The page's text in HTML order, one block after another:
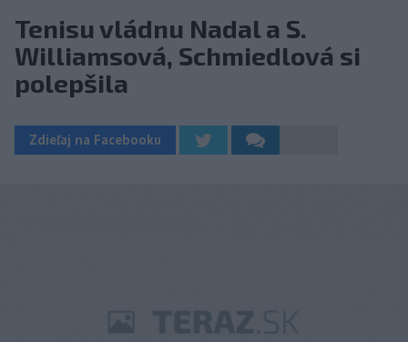
Tenisu vládnu Nadal a S.
Williamsová, Schmiedlová si
polepšila
Zdieľaj na Facebooku